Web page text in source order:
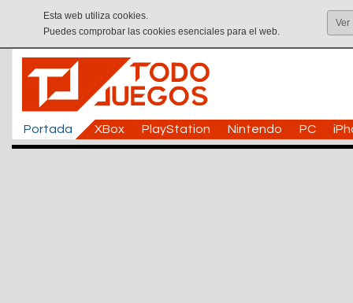
Esta web utiliza cookies.
Puedes comprobar las cookies esenciales para el web.
Ver
Portada XBox PlayStation Nintendo PC